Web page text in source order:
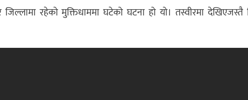
रहेको मुक्तिधाममा घटेको घटना हो यो। तस्वीरमा